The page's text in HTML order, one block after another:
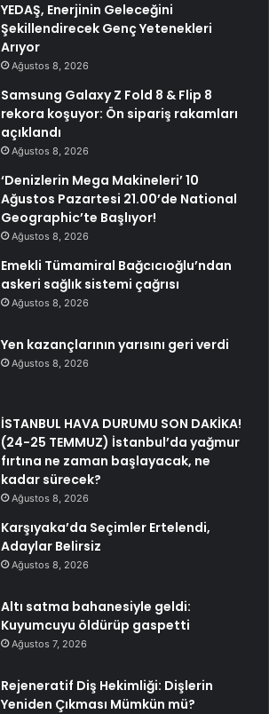
YEDAŞ, Enerjinin Geleceğini
Şekillendirecek Genç Yetenekleri
Arıyor
Ağustos 8, 2026
Samsung Galaxy Z Fold 8 & Flip 8
rekora koşuyor: Ön sipariş rakamları
açıklandı
Ağustos 8, 2026
‘Denizlerin Mega Makineleri’ 10
Ağustos Pazartesi 21.00’de National
Geographic’te Başlıyor!
Ağustos 8, 2026
Emekli Tümamiral Bağcıcıoğlu’ndan
askeri sağlık sistemi çağrısı
Ağustos 8, 2026
Yen kazançlarının yarısını geri verdi
Ağustos 8, 2026
İSTANBUL HAVA DURUMU SON DAKİKA!
(24-25 TEMMUZ) İstanbul’da yağmur
fırtına ne zaman başlayacak, ne
kadar sürecek?
Ağustos 8, 2026
Karşıyaka’da Seçimler Ertelendi,
Adaylar Belirsiz
Ağustos 8, 2026
Altı satma bahanesiyle geldi:
Kuyumcuyu öldürüp gaspetti
Ağustos 7, 2026
Rejeneratif Diş Hekimliği: Dişlerin
Yeniden Çıkması Mümkün mü?